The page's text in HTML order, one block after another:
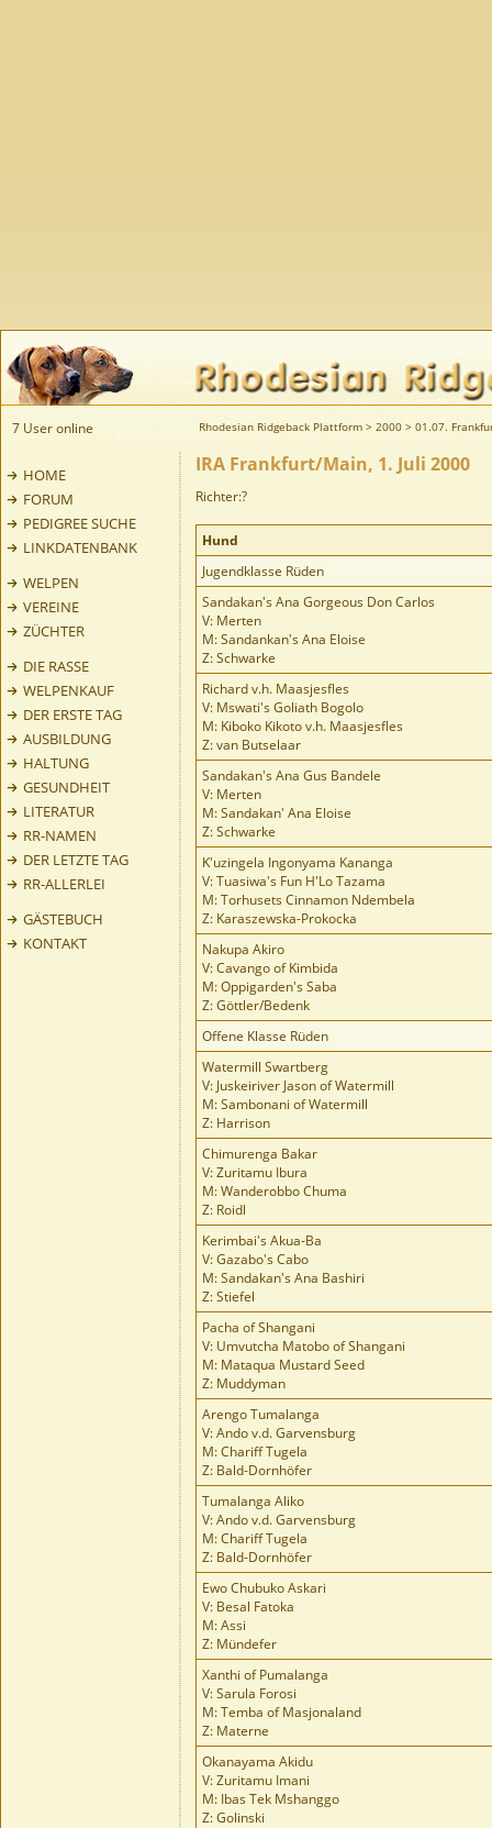
7 User online Rhodesian Ridgeback Plattform > 2000 > 01.07.
HOME
FORUM
PEDIGREE SUCHE
LINKDATENBANK
WELPEN
VEREINE
ZÜCHTER
DIE RASSE
WELPENKAUF
DER ERSTE TAG
AUSBILDUNG
HALTUNG
GESUNDHEIT
LITERATUR
RR-NAMEN
DER LETZTE TAG
RR-ALLERLEI
GÄSTEBUCH
KONTAKT
IRA Frankfurt/Main, 1. Juli 2000
Richter:?
Hund
Jugendklasse Rüden
Sandakan's Ana Gorgeous Don Carlos
V: Merten
M: Sandankan's Ana Eloise
Z: Schwarke
Richard v.h. Maasjesfles
V: Mswati's Goliath Bogolo
M: Kiboko Kikoto v.h. Maasjesfles
Z: van Butselaar
Sandakan's Ana Gus Bandele
V: Merten
M: Sandakan' Ana Eloise
Z: Schwarke
K'uzingela Ingonyama Kananga
V: Tuasiwa's Fun H'Lo Tazama
M: Torhusets Cinnamon Ndembela
Z: Karaszewska-Prokocka
Nakupa Akiro
V: Cavango of Kimbida
M: Oppigarden's Saba
Z: Göttler/Bedenk
Offene Klasse Rüden
Watermill Swartberg
V: Juskeiriver Jason of Watermill
M: Sambonani of Watermill
Z: Harrison
Chimurenga Bakar
V: Zuritamu Ibura
M: Wanderobbo Chuma
Z: Roidl
Kerimbai's Akua-Ba
V: Gazabo's Cabo
M: Sandakan's Ana Bashiri
Z: Stiefel
Pacha of Shangani
V: Umvutcha Matobo of Shangani
M: Mataqua Mustard Seed
Z: Muddyman
Arengo Tumalanga
V: Ando v.d. Garvensburg
M: Chariff Tugela
Z: Bald-Dornhöfer
Tumalanga Aliko
V: Ando v.d. Garvensburg
M: Chariff Tugela
Z: Bald-Dornhöfer
Ewo Chubuko Askari
V: Besal Fatoka
M: Assi
Z: Mündefer
Xanthi of Pumalanga
V: Sarula Forosi
M: Temba of Masjonaland
Z: Materne
Okanayama Akidu
V: Zuritamu Imani
M: Ibas Tek Mshanggo
Z: Golinski